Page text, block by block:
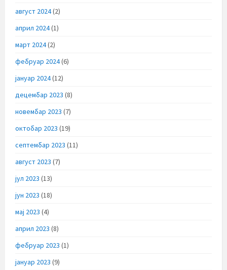
август 2024(2)
април 2024(1)
март 2024(2)
фебруар 2024(6)
јануар 2024(12)
децембар 2023 (8)
новембар 2023 (7)
октобар 2023 (19)
септембар 2023 (11)
август 2023 (7)
јул 2023 (13)
јун 2023 (18)
мај 2023 (4)
април 2023 (8)
фебруар 2023 (1)
јануар 2023 (9)